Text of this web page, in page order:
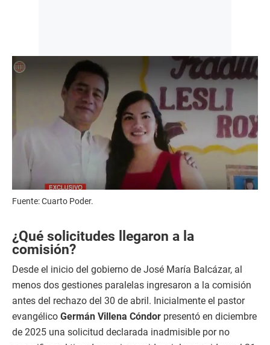
Fuente: Cuarto Poder.
¿Qué solicitudes llegaron a la
comisión?
Desde el inicio del gobierno de José María Balcázar, al
menos dos gestiones paralelas ingresaron a la comisión
antes del rechazo del 30 de abril. Inicialmente el pastor
evangélico Germán Villena Cóndor presentó en diciembre
de 2025 una solicitud declarada inadmisible por no